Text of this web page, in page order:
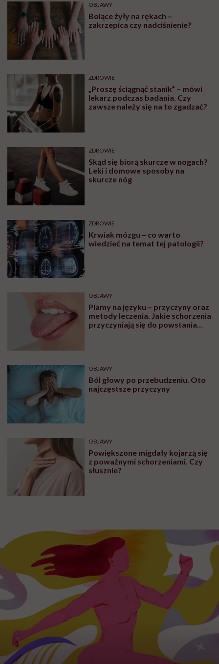
OBJAWY
Bolące żyły na rękach –
zakrzepica czy nadciśnienie?
ZDROWIE
„Proszę ściągnąć stanik” – mówi
lekarz podczas badania. Czy
zawsze należy się na to zgadzać?
ZDROWIE
Skąd się biorą skurcze w nogach?
Leki i domowe sposoby na
skurcze nóg
ZDROWIE
Krwiak mózgu – co warto
wiedzieć na temat tej patologii?
OBJAWY
Plamy na języku – przyczyny oraz
metody leczenia. Jakie schorzenia
przyczyniają się do powstania
OBJAWY
Ból głowy po przebudzeniu. Oto
najczęstsze przyczyny
OBJAWY
Powiększone migdały kojarzą się
z poważnymi schorzeniami. Czy
słusznie?